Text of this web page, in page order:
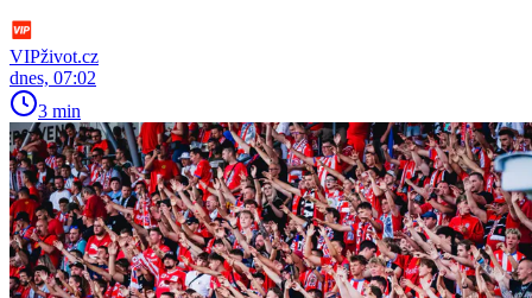
VIPživot.cz
dnes, 07:02
3 min